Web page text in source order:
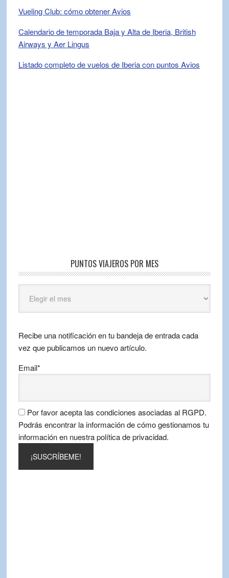
Vueling Club: cómo obtener Avios
Calendario de temporada Baja y Alta de Iberia, British
Airways y Aer Lingus
Listado completo de vuelos de Iberia con puntos Avios
PUNTOS VIAJEROS POR MES
Viajeros
por
Recibe una notificación en tu bandeja de entrada cada
vez que publicamos un nuevo artículo.
Email*
Por favor acepta las condiciones asociadas al RGPD.
Podrás encontrar la información de cómo gestionamos tu
información en nuestra política de privacidad.